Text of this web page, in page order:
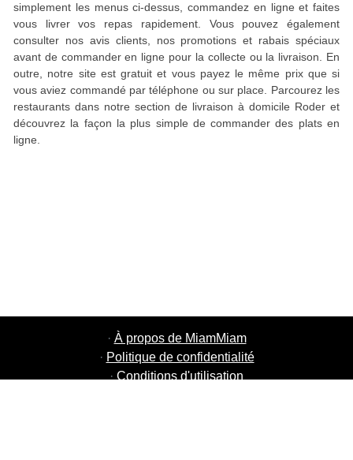
simplement les menus ci-dessus, commandez en ligne et faites
vous livrer vos repas rapidement. Vous pouvez également
consulter nos avis clients, nos promotions et rabais spéciaux
avant de commander en ligne pour la collecte ou la livraison. En
outre, notre site est gratuit et vous payez le même prix que si
vous aviez commandé par téléphone ou sur place. Parcourez les
restaurants dans notre section de livraison à domicile Roder et
découvrez la façon la plus simple de commander des plats en
ligne.
· À propos de MiamMiam
· Politique de confidentialité
· Conditions d'utilisation